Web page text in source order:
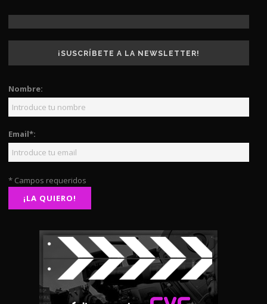
¡SUSCRÍBETE A LA NEWSLETTER!
Nombre:
Email*:
* Campos requeridos